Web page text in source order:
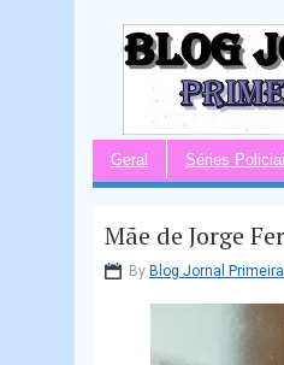
Geral Séries
Mãe de Jorge
By Blog Jornal